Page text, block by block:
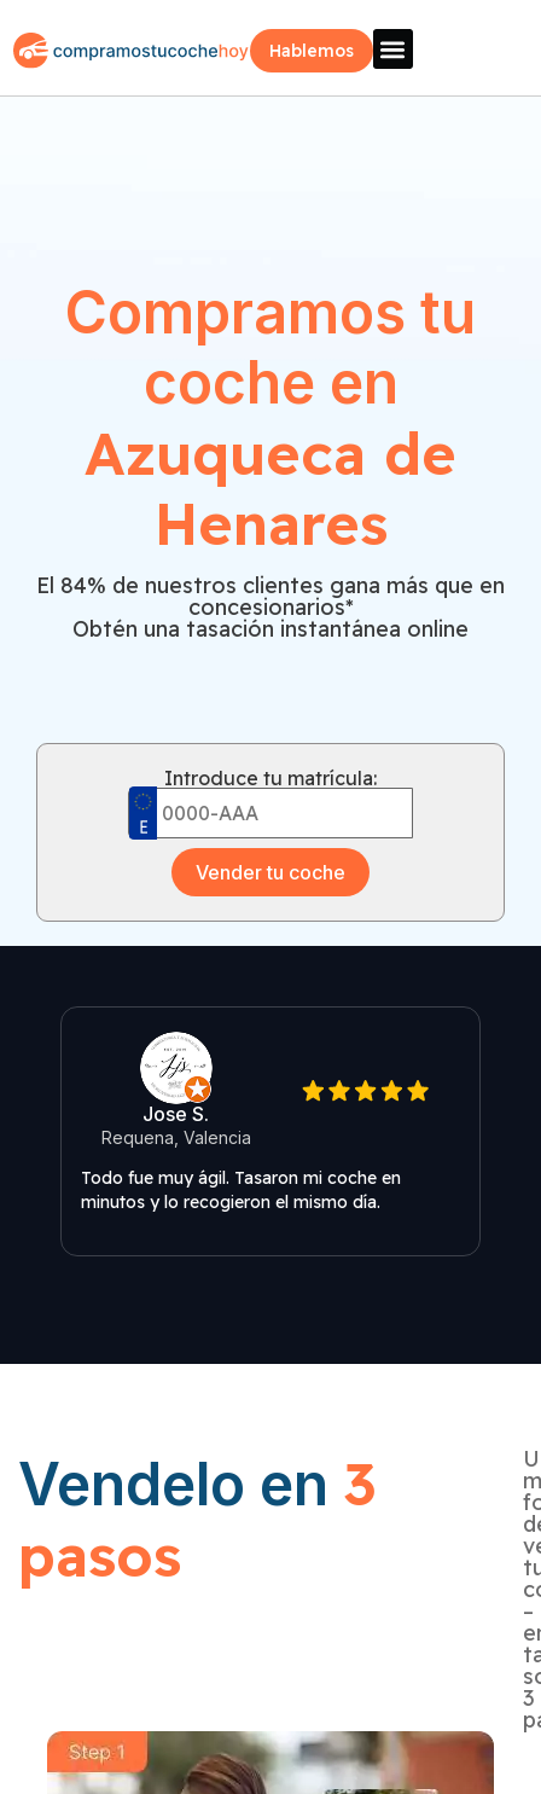
Hablemos
Compramos tu
coche en
Azuqueca de
Henares
El 84% de nuestros clientes gana más que en
concesionarios*
Obtén una tasación instantánea online
Introduce tu matrícula:
Vender tu coche
Jose S.
Requena, Valencia
Todo fue muy ágil. Tasaron mi coche en
minutos y lo recogieron el mismo día.
Vendelo en 3
pasos
–
3